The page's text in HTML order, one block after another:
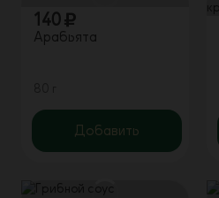
140
Арабьята
Добавить